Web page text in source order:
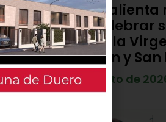
Viana calienta
para celebrar
honor a la
Asunción y San
4 de agosto de